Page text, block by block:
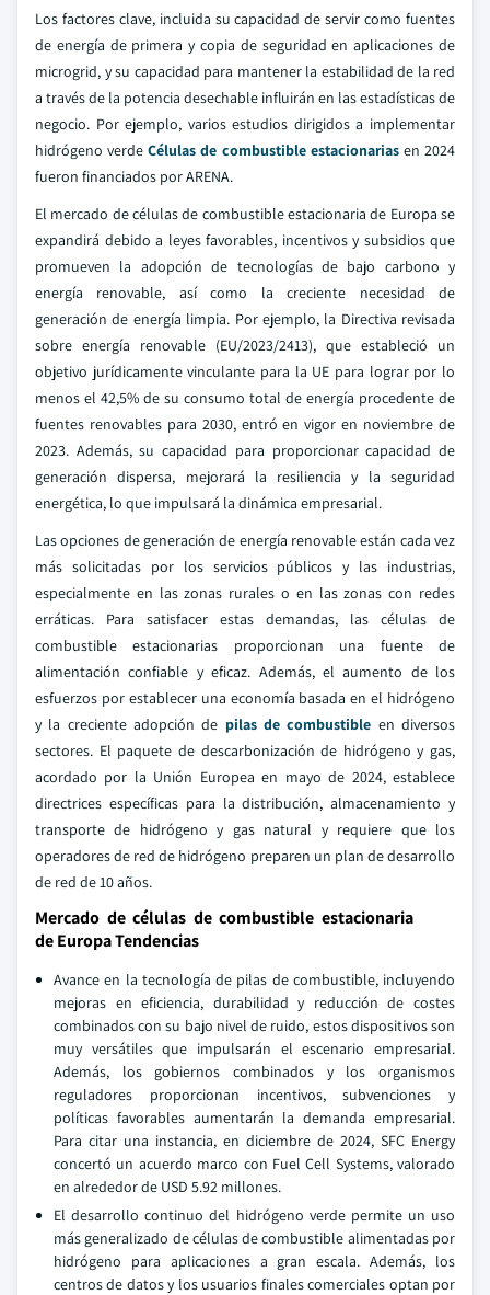
Los factores clave, incluida su capacidad de servir como fuentes
de energía de primera y copia de seguridad en aplicaciones de
microgrid, y su capacidad para mantener la estabilidad de la red
a través de la potencia desechable influirán en las estadísticas de
negocio. Por ejemplo, varios estudios dirigidos a implementar
hidrógeno verdeCélulas de combustible estacionariasen 2024
fueron financiados por ARENA.
El mercado de células de combustible estacionaria de Europa se
expandirá debido a leyes favorables, incentivos y subsidios que
promueven la adopción de tecnologías de bajo carbono y
energía renovable, así como la creciente necesidad de
generación de energía limpia. Por ejemplo, la Directiva revisada
sobre energía renovable (EU/2023/2413), que estableció un
objetivo jurídicamente vinculante para la UE para lograr por lo
menos el 42,5% de su consumo total de energía procedente de
fuentes renovables para 2030, entró en vigor en noviembre de
2023. Además, su capacidad para proporcionar capacidad de
generación dispersa, mejorará la resiliencia y la seguridad
energética, lo que impulsará la dinámica empresarial.
Las opciones de generación de energía renovable están cada vez
más solicitadas por los servicios públicos y las industrias,
especialmente en las zonas rurales o en las zonas con redes
erráticas. Para satisfacer estas demandas, las células de
combustible estacionarias proporcionan una fuente de
alimentación confiable y eficaz. Además, el aumento de los
esfuerzos por establecer una economía basada en el hidrógeno
y la creciente adopción de pilas de combustible en diversos
sectores. El paquete de descarbonización de hidrógeno y gas,
acordado por la Unión Europea en mayo de 2024, establece
directrices específicas para la distribución, almacenamiento y
transporte de hidrógeno y gas natural y requiere que los
operadores de red de hidrógeno preparen un plan de desarrollo
de red de 10 años.
Mercado de células de combustible estacionaria
de Europa Tendencias
Avance en la tecnología de pilas de combustible, incluyendo
mejoras en eficiencia, durabilidad y reducción de costes
combinados con su bajo nivel de ruido, estos dispositivos son
muy versátiles que impulsarán el escenario empresarial.
Además, los gobiernos combinados y los organismos
reguladores proporcionan incentivos, subvenciones y
políticas favorables aumentarán la demanda empresarial.
Para citar una instancia, en diciembre de 2024, SFC Energy
concertó un acuerdo marco con Fuel Cell Systems, valorado
en alrededor de USD 5.92 millones.
El desarrollo continuo del hidrógeno verde permite un uso
más generalizado de células de combustible alimentadas por
hidrógeno para aplicaciones a gran escala. Además, los
centros de datos y los usuarios finales comerciales optan por